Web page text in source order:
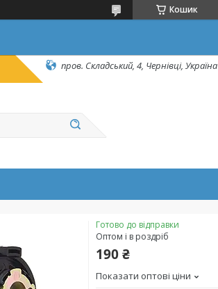
Кошик
пров. Складський, 4, Чернівці, Україна
Готово до відправки
Оптом і в роздріб
190 ₴
Показати оптові ціни